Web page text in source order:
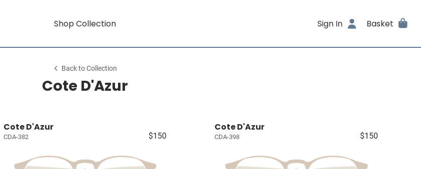
Shop Collection Sign In Basket
Back to Collection
Cote D'Azur
Cote D'Azur
CDA-382 $150
Cote D'Azur
CDA-398 $150